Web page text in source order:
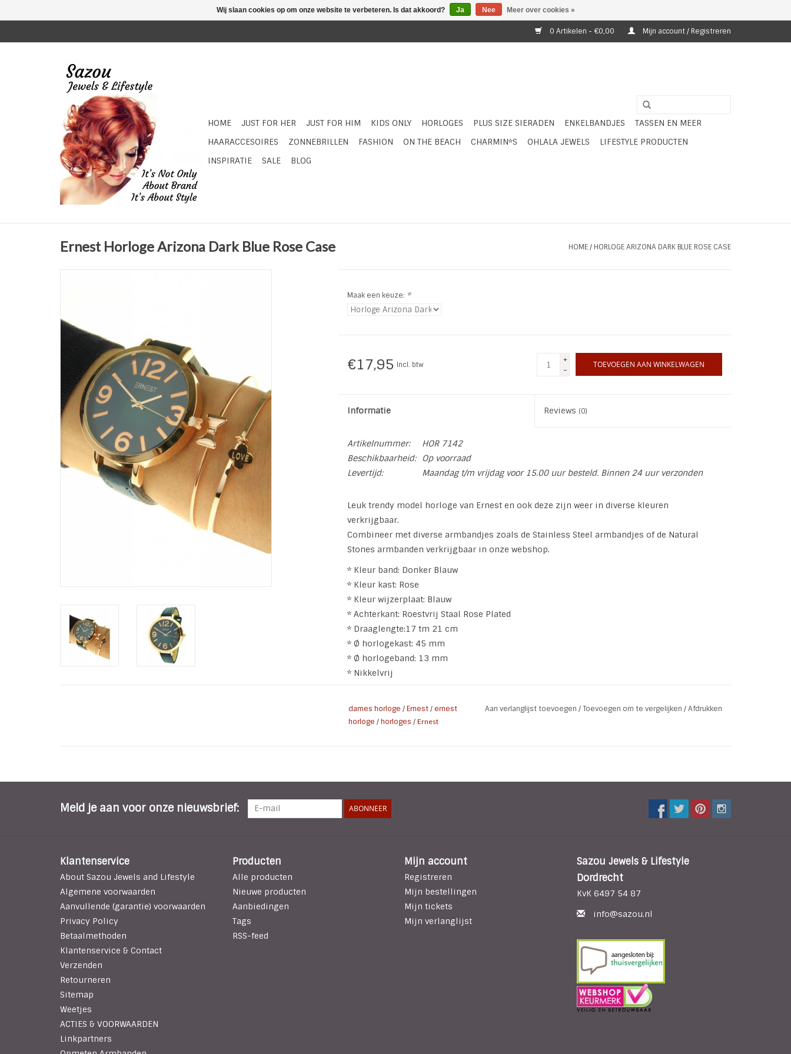
0 Artikelen - €0,00 Mijn account / Registreren
HOME JUST FOR HER JUST FOR HIM KIDS ONLY HORLOGES PLUS SIZE SIERADEN ENKELBANDJES
TASSEN EN MEER
HAARACCESOIRES
ZONNEBRILLEN FASHION ON THE BEACH CHARMIN*S OHLALA JEWELS
LIFESTYLE PRODUCTEN
INSPIRATIE
SALE BLOG
Ernest Horloge Arizona Dark Blue Rose Case HOME/ HORLOGE ARIZONA DARK BLUE ROSE CASE
Maak een keuze: *
€17,95 Incl. btw
+
-
TOEVOEGEN AAN WINKELWAGEN
Informatie Reviews (0)
Artikelnummer:
HOR 7142
Beschikbaarheid:
Op voorraad
Levertijd:
Maandag t/m vrijdag voor 15.00 uur besteld. Binnen 24 uur verzonden
Leuk trendy model horloge van Ernest en ook deze zijn weer in diverse kleuren
verkrijgbaar.
Combineer met diverse armbandjes zoals de Stainless Steel armbandjes of de Natural
Stones armbanden verkrijgbaar in onze webshop.
* Kleur band: Donker Blauw
* Kleur kast: Rose
* Kleur wijzerplaat: Blauw
* Achterkant: Roestvrij Staal Rose Plated
* Draaglengte:17 tm 21 cm
* Ø horlogekast: 45 mm
* Ø horlogeband: 13 mm
* Nikkelvrij
dames horloge /Ernest/ ernest
horloge /horloges / Ernest
Aan verlanglijst toevoegen /Toevoegen om te vergelijken /Afdrukken
Meld je aan voor onze nieuwsbrief: ABONNEER
Klantenservice
About Sazou Jewels and Lifestyle
Algemene voorwaarden
Aanvullende (garantie) voorwaarden
Privacy Policy
Betaalmethoden
Klantenservice & Contact
Verzenden
Retourneren
Sitemap
Weetjes
ACTIES & VOORWAARDEN
Linkpartners
Producten
Alle producten
Nieuwe producten
Aanbiedingen
Tags
RSS-feed
Mijn account
Registreren
Mijn bestellingen
Mijn tickets
Mijn verlanglijst
Sazou Jewels & Lifestyle
Dordrecht
KvK 6497 54 87
info@sazou.nl
Wij slaan cookies op om onze website te verbeteren. Is dat akkoord? Ja Nee Meer over cookies »